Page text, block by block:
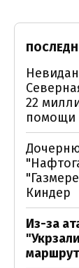
22
помощи
Киндер
Из-за